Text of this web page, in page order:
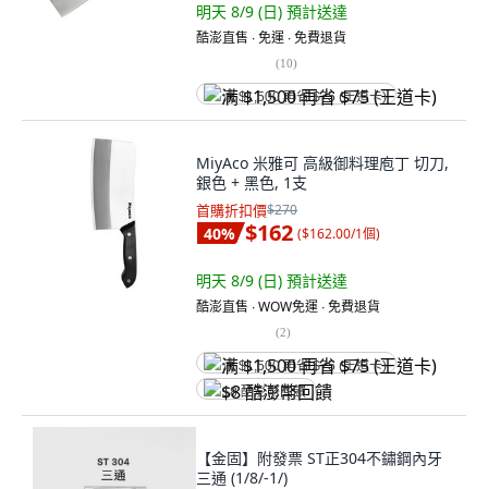
明天 8/9 (日) 預計送達
酷澎直售 ∙ 免運 ∙ 免費退貨
(10)
满 $1,500 再省 $75 (王道卡)
MiyAco 米雅可 高級御料理庖丁 切刀,
銀色 + 黑色, 1支
首購折扣價$270
40% $162 ($162.00/1個)
明天 8/9 (日) 預計送達
酷澎直售 ∙ WOW免運 ∙ 免費退貨
(2)
满 $1,500 再省 $75 (王道卡)
$8 酷澎幣回饋
【金固】附發票 ST正304不鏽鋼內牙
三通 (1/8/-1/)